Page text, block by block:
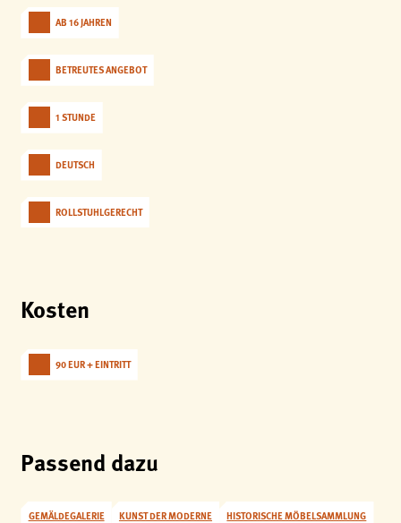
AB 16 JAHREN
BETREUTES ANGEBOT
1 STUNDE
DEUTSCH
ROLLSTUHLGERECHT
Kosten
90 EUR + EINTRITT
Passend dazu
GEMÄLDEGALERIE KUNST DER MODERNE HISTORISCHE MÖBELSAMMLUNG
analytics
Anbieter:
Matomo